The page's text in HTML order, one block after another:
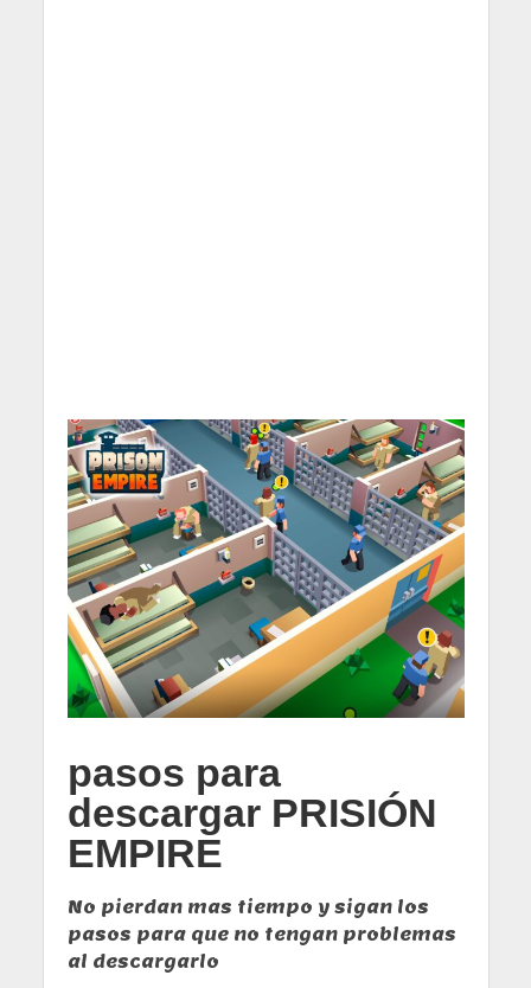
pasos para
descargar PRISIÓN
EMPIRE
No pierdan mas tiempo y sigan los
pasos para que no tengan problemas
al descargarlo